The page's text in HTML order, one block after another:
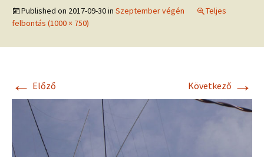
Published on 2017-09-30in Szeptember végén
Teljes
felbontás (1000 × 750)
← Előző Következő →